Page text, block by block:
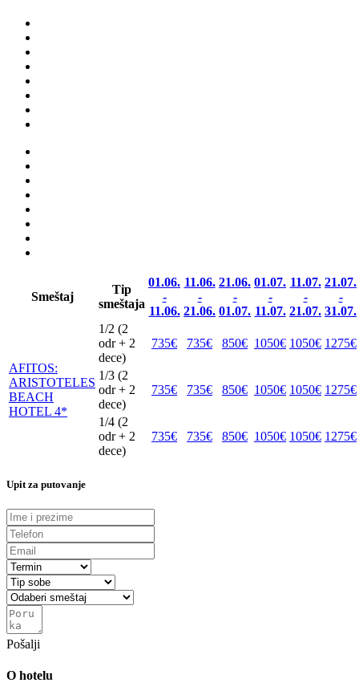
Smeštaj
Tip
smeštaja
01.06.
-
11.06.
11.06.
-
21.06.
21.06.
-
01.07.
01.07.
-
11.07.
11.07.
-
21.07.
21.07.
-
31.07.
AFITOS:
ARISTOTELES
BEACH
HOTEL 4*
1/2 (2
odr + 2
dece)
735€ 735€ 850€ 1050€ 1050€ 1275€
1/3 (2
odr + 2
dece)
735€ 735€ 850€ 1050€ 1050€ 1275€
1/4 (2
odr + 2
dece)
735€ 735€ 850€ 1050€ 1050€ 1275€
Upit za putovanje
Pošalji
O hotelu